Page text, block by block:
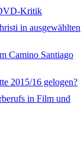
Kritik
in ausgewählten
Camino Santiago
2015/16 gelogen?
in Film und